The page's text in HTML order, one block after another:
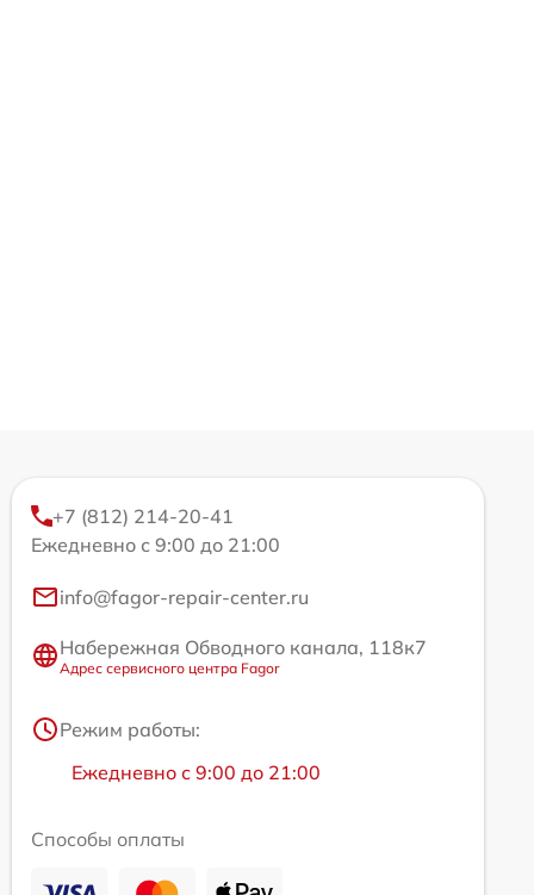
+7 (812) 214-20-41
Ежедневно с 9:00 до 21:00
info@fagor-repair-center.ru
Набережная Обводного канала, 118к7
Адрес сервисного центра Fagor
Режим работы:
Ежедневно с 9:00 до 21:00
Способы оплаты